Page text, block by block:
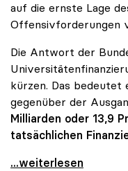
auf die ernste Lage
Offensivforderungen
Die Antwort der
kürzen. Das bedeutet
gegenüber der
Milliarden oder 13,9
tatsächlichen
\"Österreich ist für
...weiterlesen